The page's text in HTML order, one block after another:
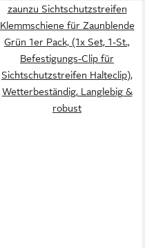
zaunzu Sichtschutzstreifen
Klemmschiene für Zaunblende
Grün 1er Pack, (1x Set, 1-St.,
Befestigungs-Clip für
Sichtschutzstreifen Halteclip),
Wetterbeständig, Langlebig &
robust